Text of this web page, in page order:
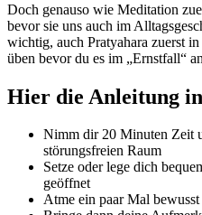
Doch genauso wie Meditation
bevor sie uns auch im
wichtig, auch Pratyahara zuerst
üben bevor du es im „Ernstfall“
Hier die Anleitung
Nimm dir 20 Minuten Zeit
störungsfreien Raum
Setze oder lege dich
geöffnet
Atme ein paar Mal bewusst